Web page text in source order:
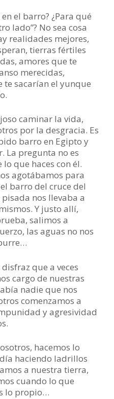
el barro? ¿Para qué
lado”? No sea cosa
realidades mejores,
tierras fértiles
amores que te
merecidas,
te sacarían el yunque
caminar la vida,
por la desgracia. Es
barro en Egipto y
La pregunta no es
que haces con él.
agotábamos para
barro del cruce del
nos llevaba a
Y justo allí,
salimos a
las aguas no nos
que a veces
cargo de nuestras
nadie que nos
comenzamos a
y agresividad
hacemos lo
haciendo ladrillos
a nuestra tierra,
cuando lo que
lo propio…